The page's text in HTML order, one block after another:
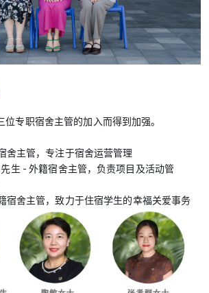
专职宿舍主管的加入而得到加强。
舍主管，专注于宿舍运营管理
生 - 外籍宿舍主管，负责项目及活动管
宿舍主管，致力于住宿学生的幸福关爱事务